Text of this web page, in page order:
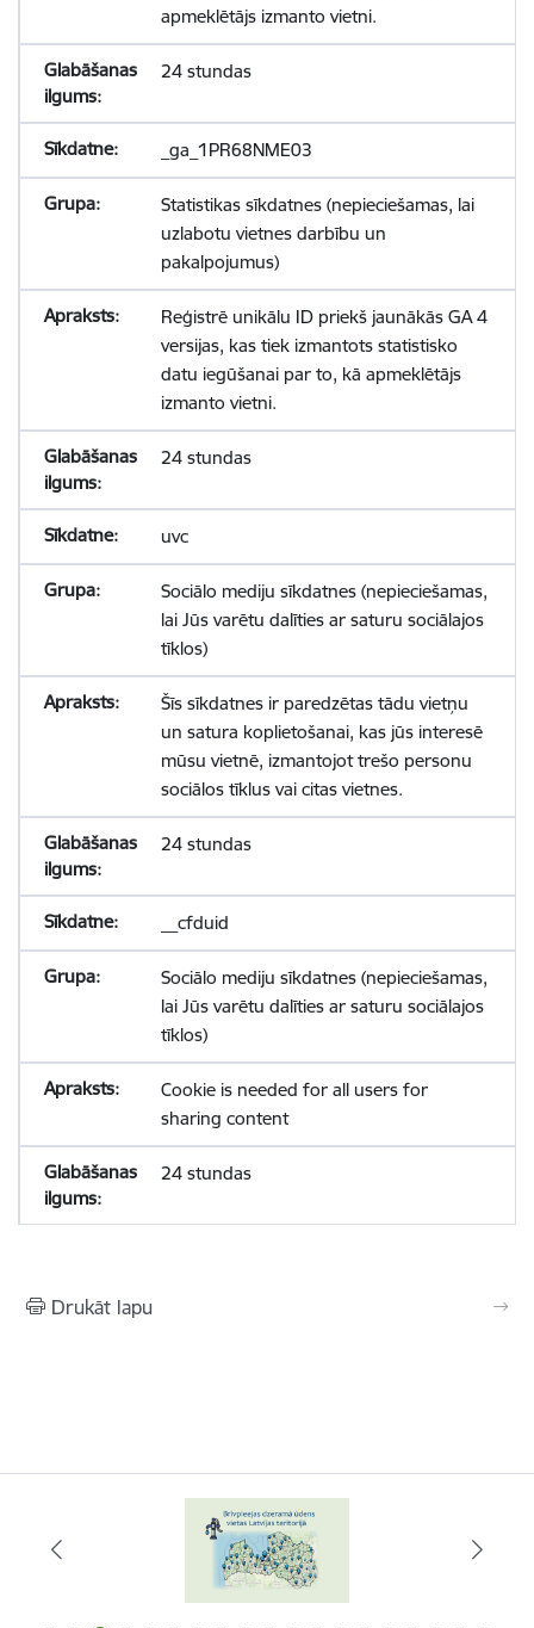
apmeklētājs izmanto vietni.
24 stundas
_ga_1PR68NME03
Statistikas sīkdatnes (nepieciešamas, lai
uzlabotu vietnes darbību un
pakalpojumus)
Reģistrē unikālu ID priekš jaunākās GA 4
versijas, kas tiek izmantots statistisko
datu iegūšanai par to, kā apmeklētājs
izmanto vietni.
24 stundas
uvc
Sociālo mediju sīkdatnes (nepieciešamas,
lai Jūs varētu dalīties ar saturu sociālajos
tīklos)
Šīs sīkdatnes ir paredzētas tādu vietņu
un satura koplietošanai, kas jūs interesē
mūsu vietnē, izmantojot trešo personu
sociālos tīklus vai citas vietnes.
24 stundas
__cfduid
Sociālo mediju sīkdatnes (nepieciešamas,
lai Jūs varētu dalīties ar saturu sociālajos
tīklos)
Cookie is needed for all users for
sharing content
24 stundas
Drukāt lapu